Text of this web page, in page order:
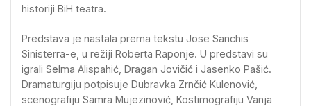
historiji BiH teatra.
Predstava je nastala prema tekstu Jose Sanchis
Sinisterra-e, u režiji Roberta Raponje. U predstavi su
igrali Selma Alispahić, Dragan Jovičić i Jasenko Pašić.
Dramaturgiju potpisuje Dubravka Zrnčić Kulenović,
scenografiju Samra Mujezinović, Kostimografiju Vanja